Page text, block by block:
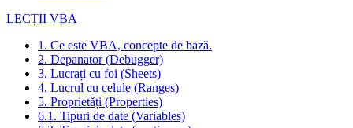
LECȚII VBA
1. Ce este VBA, concepte de bază.
2. Depanator (Debugger)
3. Lucrați cu foi (Sheets)
4. Lucrul cu celule (Ranges)
5. Proprietăți (Properties)
6.1. Tipuri de date (Variables)